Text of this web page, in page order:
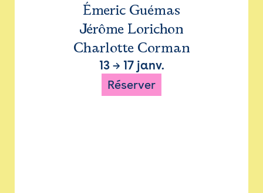
Émeric Guémas
Jérôme Lorichon
Charlotte Corman
13→ 17 janv.
Réserver